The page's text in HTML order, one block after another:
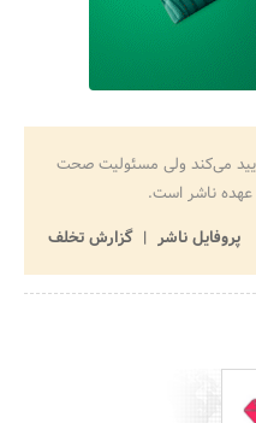
می‌کند ولی مسئولیت صحت
ناشر است.
پروفایل ناشر
گزارش تخلف